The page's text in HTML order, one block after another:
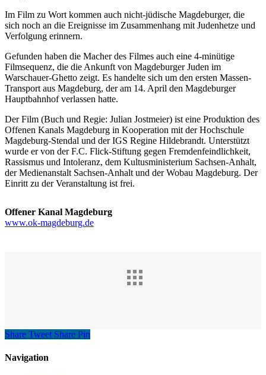
Im Film zu Wort kommen auch nicht-jüdische Magdeburger, die
sich noch an die Ereignisse im Zusammenhang mit Judenhetze und
Verfolgung erinnern.
Gefunden haben die Macher des Filmes auch eine 4-minütige
Filmsequenz, die die Ankunft von Magdeburger Juden im
Warschauer-Ghetto zeigt. Es handelte sich um den ersten Massen-
Transport aus Magdeburg, der am 14. April den Magdeburger
Hauptbahnhof verlassen hatte.
Der Film (Buch und Regie: Julian Jostmeier) ist eine Produktion des
Offenen Kanals Magdeburg in Kooperation mit der Hochschule
Magdeburg-Stendal und der IGS Regine Hildebrandt. Unterstützt
wurde er von der F.C. Flick-Stiftung gegen Fremdenfeindlichkeit,
Rassismus und Intoleranz, dem Kultusministerium Sachsen-Anhalt,
der Medienanstalt Sachsen-Anhalt und der Wobau Magdeburg. Der
Einritt zu der Veranstaltung ist frei.
Offener Kanal Magdeburg
www.ok-magdeburg.de
Share Tweet Share Pin
Navigation